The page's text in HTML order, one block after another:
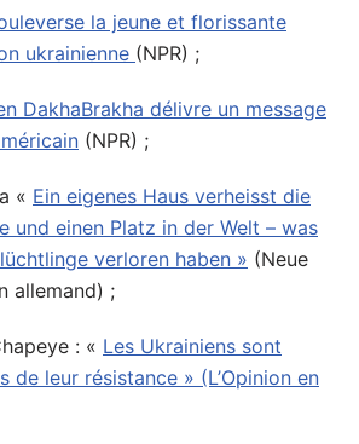
la jeune et florissante
ukrainienne (NPR) ;
DakhaBrakha délivre un message
(NPR) ;
« Ein eigenes Haus verheisst die
und einen Platz in der Welt – was
verloren haben » (Neue
allemand) ;
: « Les Ukrainiens sont
de leur résistance » (L’Opinion en